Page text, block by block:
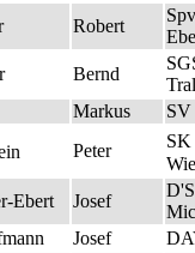
Robert
Bernd
Markus
SV
Peter
Ebert Josef
Josef